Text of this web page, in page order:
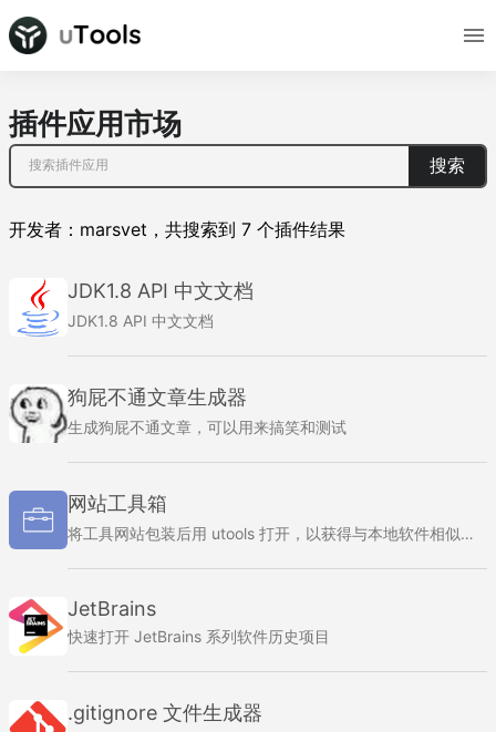
插件应用市场
搜索
开发者： marsvet ， 共搜索到 7 个插件结果
JDK1.8 API 中文文档
JDK1.8 API 中文文档
狗屁不通文章生成器
生成狗屁不通文章，可以用来搞笑和测试
网站工具箱
将工具网站包装后用 utools 打开，以获得与本地软件相似的使用体验。
JetBrains
快速打开 JetBrains 系列软件历史项目
.gitignore 文件生成器